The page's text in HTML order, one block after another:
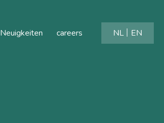
NL EN
Neuigkeiten careers